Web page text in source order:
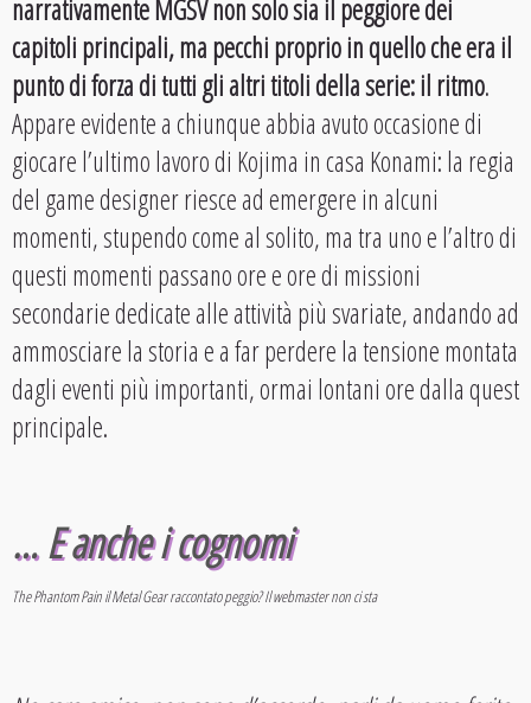
narrativamente MGSV non solo sia il peggiore dei
capitoli principali, ma pecchi proprio in quello che era il
punto di forza di tutti gli altri titoli della serie: il ritmo.
Appare evidente a chiunque abbia avuto occasione di
giocare l’ultimo lavoro di Kojima in casa Konami: la regia
del game designer riesce ad emergere in alcuni
momenti, stupendo come al solito, ma tra uno e l’altro di
questi momenti passano ore e ore di missioni
secondarie dedicate alle attività più svariate, andando ad
ammosciare la storia e a far perdere la tensione montata
dagli eventi più importanti, ormai lontani ore dalla quest
principale.
… E anche i cognomi
The Phantom Pain il Metal Gear raccontato peggio? Il webmaster non ci sta